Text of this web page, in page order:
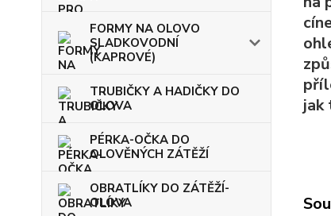
FORMY NA OLOVO
SLADKOVODNÍ
(KAPROVÉ)
TRUBIČKY A HADIČKY DO
OLOVA
PÉRKA-OČKA DO
OLOVĚNÝCH ZÁTĚŽÍ
OBRATLÍKY DO ZÁTĚŽÍ-
OLOVA
jak